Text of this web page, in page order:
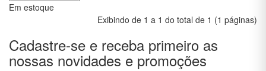
COMUNICAÇÃO
CONTABILIDADE
Em estoque
Exibindo de 1 a 1 do total de 1 (1 páginas)
Cadastre-se e receba primeiro as
nossas novidades e promoções